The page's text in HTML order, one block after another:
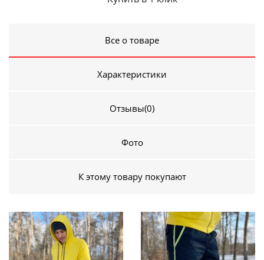
Все о товаре
Характеристики
Отзывы(0)
Фото
К этому товару покупают